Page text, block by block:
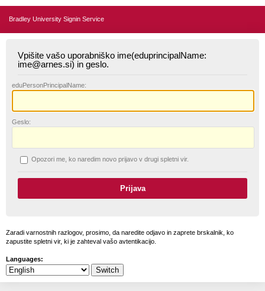
Bradley University Signin Service
Vpišite vašo uporabniško ime(eduprincipalName:
ime@arnes.si) in geslo.
eduPersonPrincipalName:
Geslo:
Opozori me, ko naredim novo prijavo v drugi spletni vir.
Zaradi varnostnih razlogov, prosimo, da naredite odjavo in zaprete brskalnik, ko
zapustite spletni vir, ki je zahteval vašo avtentikacijo.
Languages: